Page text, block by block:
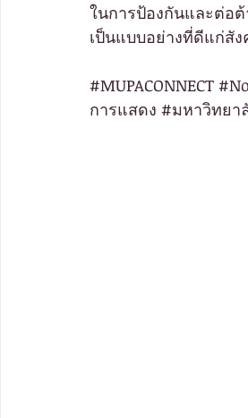
ในการป้องกันและต่อ
เป็นแบบอย่างที่ดีแก่สัง
#MUPACONNECT
การแสดง #มหาวทยา